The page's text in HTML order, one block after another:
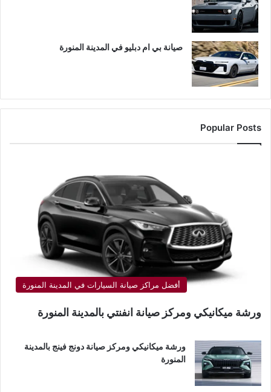
صيانة بي ام دبليو في المدينة المنورة
Popular Posts
أفضل مراكز صيانة السيارات في المدينة المنورة
ورشة ميكانيكي ومركز صيانة انفنتي بالمدينة المنورة
ورشة ميكانيكي ومركز صيانة دونج فينج بالمدينة
المنورة